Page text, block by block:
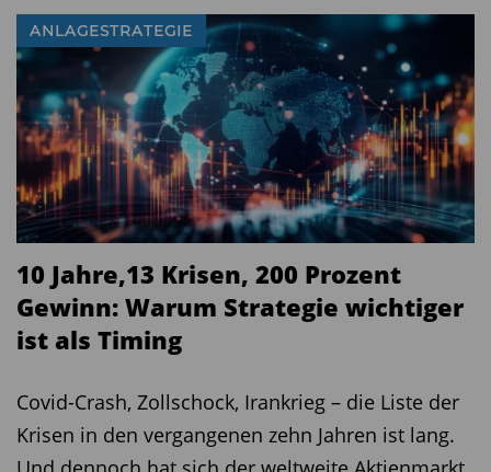
ANLAGESTRATEGIE
10 Jahre,13 Krisen, 200 Prozent
Gewinn: Warum Strategie wichtiger
ist als Timing
Covid-Crash, Zollschock, Irankrieg – die Liste der
Krisen in den vergangenen zehn Jahren ist lang.